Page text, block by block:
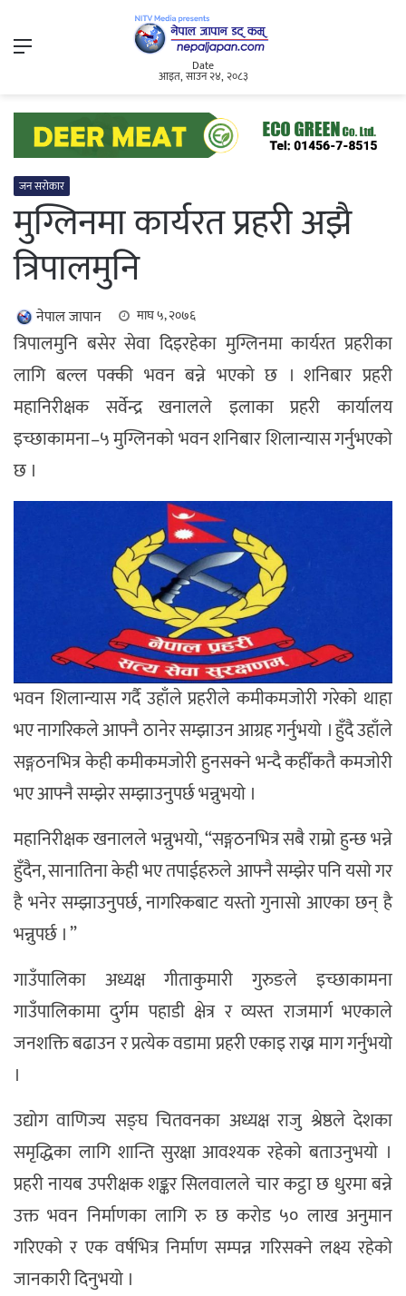
Menu
Date
आइत, साउन २४, २०८३
जन सरोकार
मुग्लिनमा कार्यरत प्रहरी अझै
त्रिपालमुनि
नेपाल जापान माघ ५, २०७६
त्रिपालमुनि बसेर सेवा दिइरहेका मुग्लिनमा कार्यरत प्रहरीका
लागि बल्ल पक्की भवन बन्ने भएको छ । शनिबार प्रहरी
महानिरीक्षक सर्वेन्द्र खनालले इलाका प्रहरी कार्यालय
इच्छाकामना–५ मुग्लिनको भवन शनिबार शिलान्यास गर्नुभएको
छ ।
भवन शिलान्यास गर्दै उहाँले प्रहरीले कमीकमजोरी गरेको थाहा
भए नागरिकले आफ्नै ठानेर सम्झाउन आग्रह गर्नुभयो । हुँदै उहाँले
सङ्गठनभित्र केही कमीकमजोरी हुनसक्ने भन्दै कहीँकतै कमजोरी
भए आफ्नै सम्झेर सम्झाउनुपर्छ भन्नुभयो ।
महानिरीक्षक खनालले भन्नुभयो, “सङ्गठनभित्र सबै राम्रो हुन्छ भन्ने
हुँदैन, सानातिना केही भए तपाईहरुले आफ्नै सम्झेर पनि यसो गर
है भनेर सम्झाउनुपर्छ, नागरिकबाट यस्तो गुनासो आएका छन् है
भन्नुपर्छ । ”
गाउँपालिका अध्यक्ष गीताकुमारी गुरुङले इच्छाकामना
गाउँपालिकामा दुर्गम पहाडी क्षेत्र र व्यस्त राजमार्ग भएकाले
जनशक्ति बढाउन र प्रत्येक वडामा प्रहरी एकाइ राख्न माग गर्नुभयो
।
उद्योग वाणिज्य सङ्घ चितवनका अध्यक्ष राजु श्रेष्ठले देशका
समृद्धिका लागि शान्ति सुरक्षा आवश्यक रहेको बताउनुभयो ।
प्रहरी नायब उपरीक्षक शङ्कर सिलवालले चार कट्ठा छ धुरमा बन्ने
उक्त भवन निर्माणका लागि रु छ करोड ५० लाख अनुमान
गरिएको र एक वर्षभित्र निर्माण सम्पन्न गरिसक्ने लक्ष्य रहेको
जानकारी दिनुभयो ।